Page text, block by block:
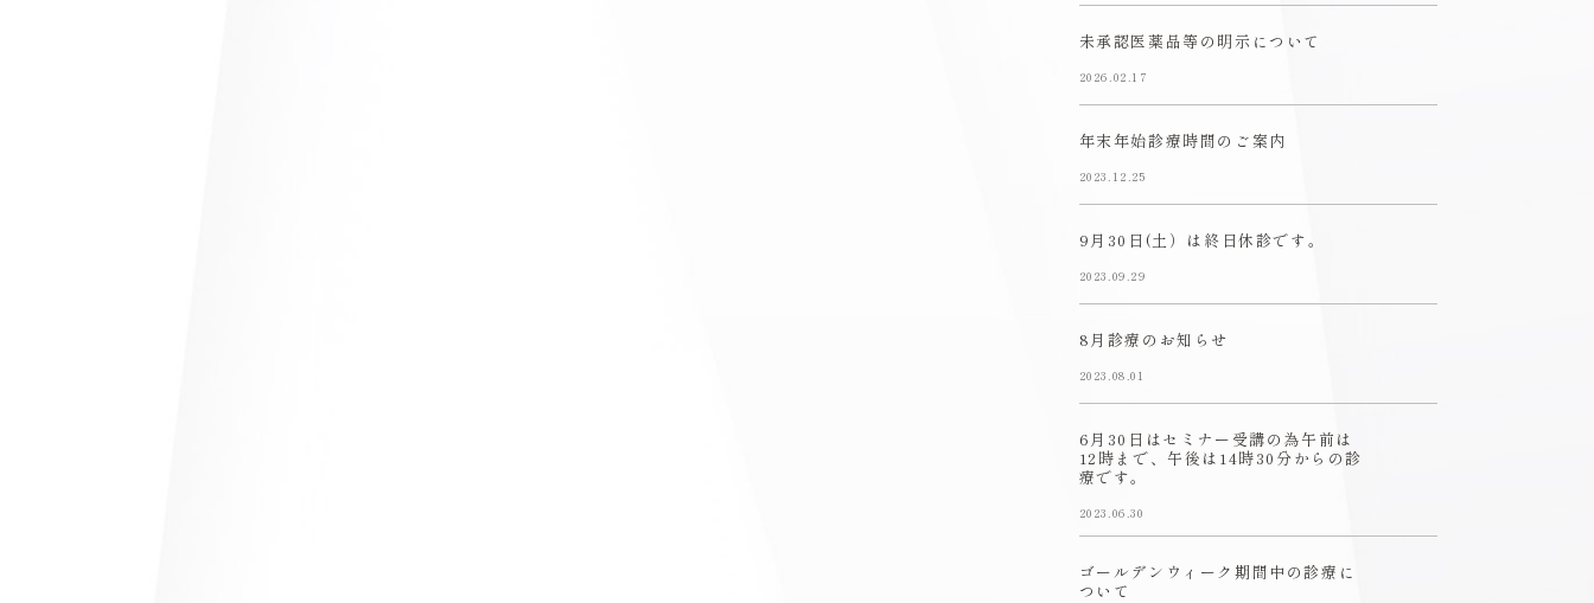
未承認医薬品等の明示について
2026.02.17
年末年始診療時間のご案内
2023.12.25
9月30日(土）は終日休診です。
2023.09.29
8月診療のお知らせ
2023.08.01
6月30日はセミナー受講の為午前は
12時まで、午後は14時30分からの診
療です。
2023.06.30
ゴールデンウィーク期間中の診療に
ついて